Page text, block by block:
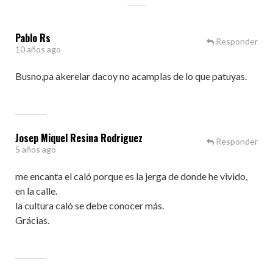
Pablo Rs
10 años ago
Busno,pa akerelar dacoy no acamplas de lo que patuyas.
Responder
Josep Miquel Resina Rodriguez
5 años ago
me encanta el caló porque es la jerga de donde he vivido,
en la calle.
la cultura caló se debe conocer más.
Grácias.
Responder